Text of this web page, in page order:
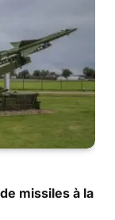
missiles à la